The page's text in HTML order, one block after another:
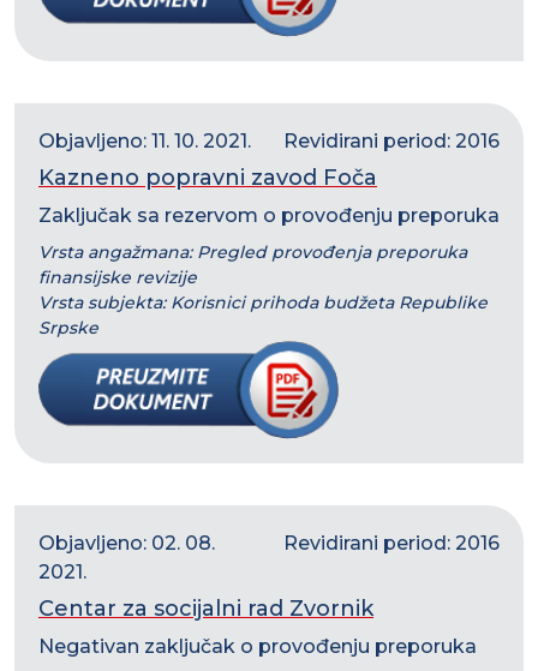
Objavljeno: 11. 10. 2021. Revidirani period: 2016
Kazneno popravni zavod Foča
Zaključak sa rezervom o provođenju preporuka
Vrsta angažmana: Pregled provođenja preporuka
finansijske revizije
Vrsta subjekta: Korisnici prihoda budžeta Republike
Srpske
Objavljeno: 02. 08.
2021.
Revidirani period: 2016
Centar za socijalni rad Zvornik
Negativan zaključak o provođenju preporuka